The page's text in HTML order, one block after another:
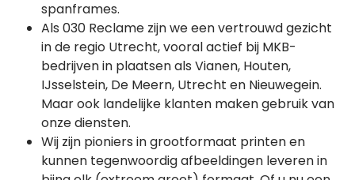
spanframes.
Als 030 Reclame zijn we een vertrouwd gezicht
in de regio Utrecht, vooral actief bij MKB-
bedrijven in plaatsen als Vianen, Houten,
IJsselstein, De Meern, Utrecht en Nieuwegein.
Maar ook landelijke klanten maken gebruik van
onze diensten.
Wij zijn pioniers in grootformaat printen en
kunnen tegenwoordig afbeeldingen leveren in